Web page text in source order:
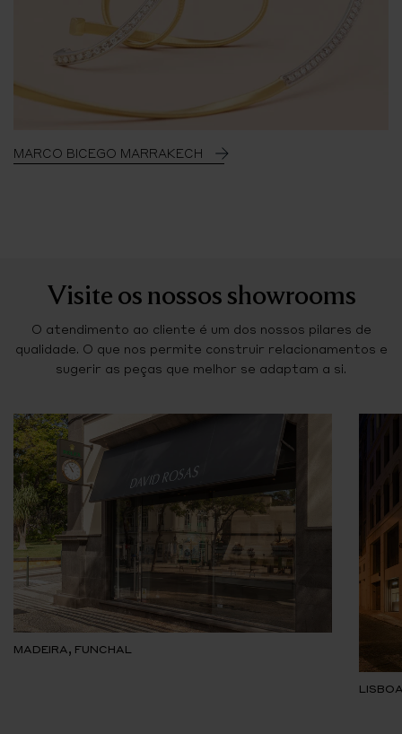
MARCO BICEGO MARRAKECH
Visite os nossos showrooms
O atendimento ao cliente é um dos nossos pilares de
qualidade. O que nos permite construir relacionamentos e
sugerir as peças que melhor se adaptam a si.
MADEIRA, FUNCHAL